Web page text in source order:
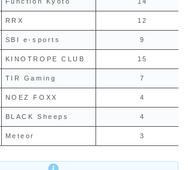
RRX 12
SBI e-sports 9
KINOTROPE CLUB 15
TIR Gaming 7
NOEZ FOXX 4
BLACK Sheeps 4
Meteor 3